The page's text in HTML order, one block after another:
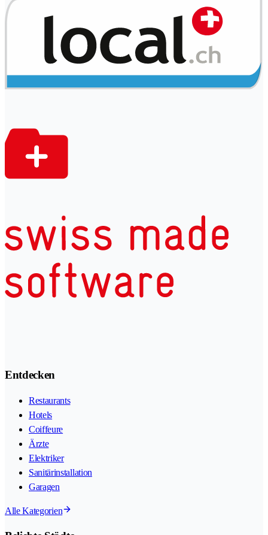
Entdecken
Restaurants
Hotels
Coiffeure
Ärzte
Elektriker
Sanitärinstallation
Garagen
Alle Kategorien